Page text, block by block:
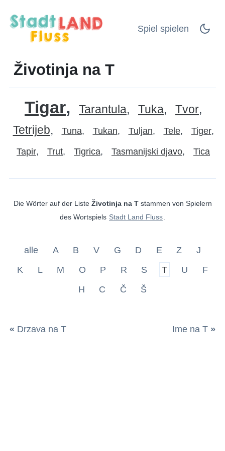
Spiel spielen
Životinja na T
Tigar Tarantula Tuka
Tvor
Tetrijeb
Tuna Tukan Tuljan Tele Tiger
Tapir Trut Tigrica Tasmanijski djavo Tica
Die Wörter auf der Liste Životinja na Tstammen von Spielern
des Wortspiels Stadt Land Fluss
alle A B V G D E Z
J
K
L M O P R S T U
F
H
C Č Š
« Drzava na T Ime na T »